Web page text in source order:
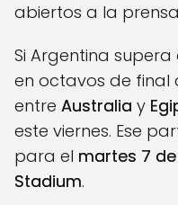
abiertos a la
Si Argentina
en octavos de
entre Australia y
este viernes. Ese
para el martes 7 de
Stadium.